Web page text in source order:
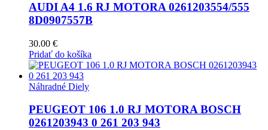
AUDI A4 1.6 RJ MOTORA 0261203554/555
8D0907557B
30.00 €
Pridať do košíka
Náhradné Diely
PEUGEOT 106 1.0 RJ MOTORA BOSCH
0261203943 0 261 203 943